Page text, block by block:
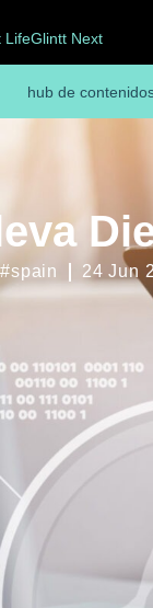
LifeGlintt Next
hub de
#spain 24 Jun